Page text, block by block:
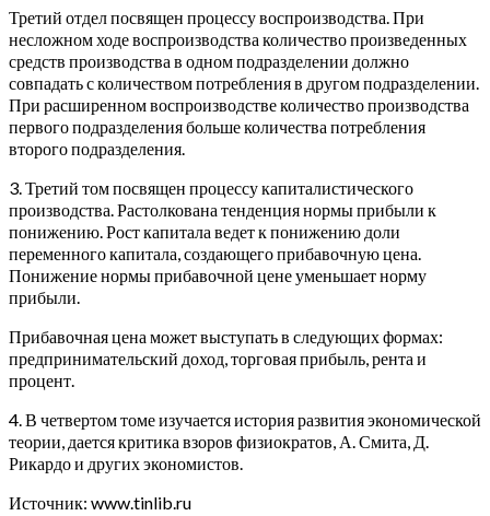
Третий отдел посвящен процессу воспроизводства. При
несложном ходе воспроизводства количество произведенных
средств производства в одном подразделении должно
совпадать с количеством потребления в другом подразделении.
При расширенном воспроизводстве количество производства
первого подразделения больше количества потребления
второго подразделения.
3. Третий том посвящен процессу капиталистического
производства. Растолкована тенденция нормы прибыли к
понижению. Рост капитала ведет к понижению доли
переменного капитала, создающего прибавочную цена.
Понижение нормы прибавочной цене уменьшает норму
прибыли.
Прибавочная цена может выступать в следующих формах:
предпринимательский доход, торговая прибыль, рента и
процент.
4. В четвертом томе изучается история развития экономической
теории, дается критика взоров физиократов, А. Смита, Д.
Рикардо и других экономистов.
Источник: www.tinlib.ru